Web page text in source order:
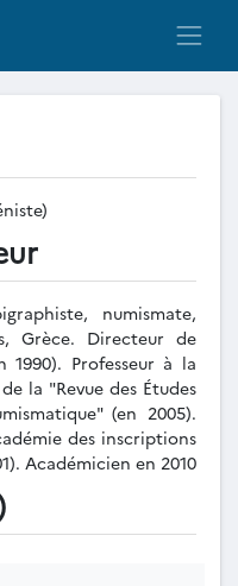
numismate,
Grèce. Directeur de
1990). Professeur à la
la "Revue des Études
(en 2005).
des inscriptions
Académicien en 2010